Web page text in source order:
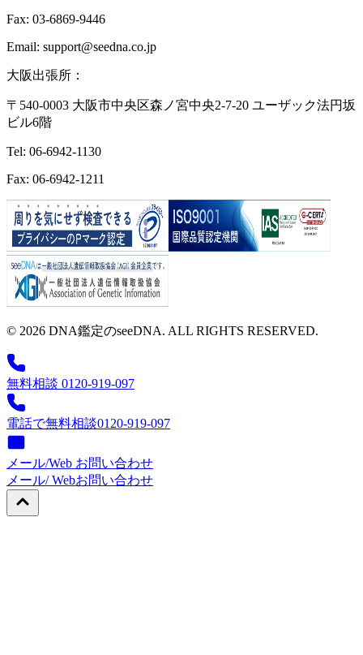
Fax: 03-6869-9446
Email: support@seedna.co.jp
大阪出張所：
〒540-0003 大阪市中央区森ノ宮中央2-7-20 ユーザック法円坂
ビル6階
Tel: 06-6942-1130
Fax: 06-6942-1211
© 2026 DNA鑑定のseeDNA. ALL RIGHTS RESERVED.
無料相談 0120-919-097
電話で無料相談0120-919-097
メール/Web お問い合わせ
メール/ Webお問い合わせ